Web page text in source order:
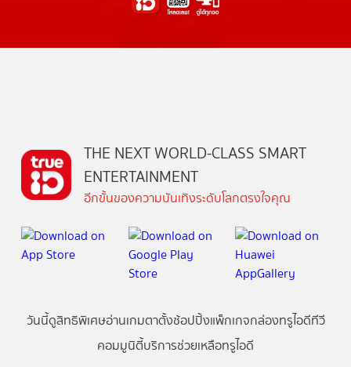
THE NEXT WORLD-CLASS SMART
ENTERTAINMENT
อีกขั้นของความบันเทิงระดับโลกตรงใจคุณ
วันนี้ดูสิทธิพิเศษอ่านเกมตาตั้งช้อปปิ้งแพ็กเกจกล่องทรูไอดีทีวี
คอมมูนิตี้บริการช่วยเหลือทรูไอดี